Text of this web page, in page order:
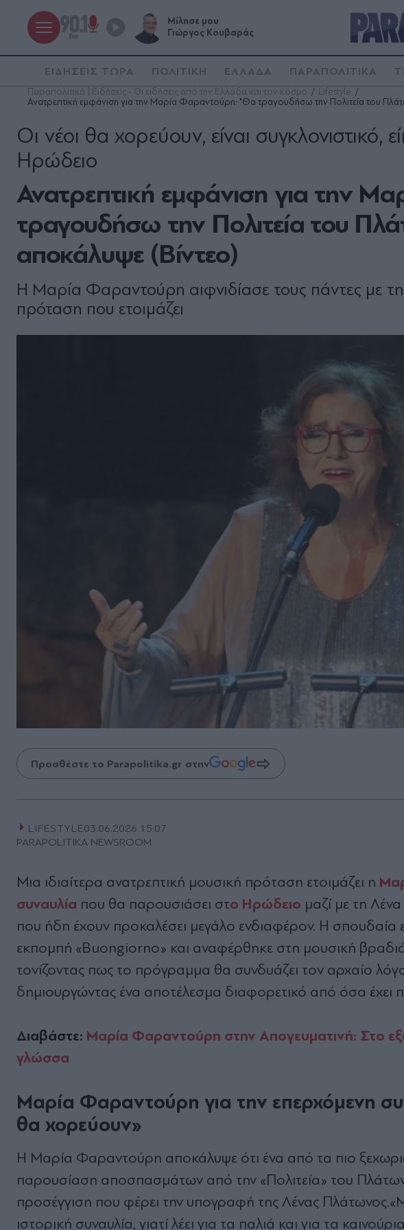
Μίλησε μου
Γιώργος Κουβαράς
ΕΙΔΗΣΕΙΣ ΤΩΡΑ ΠΟΛΙΤΙΚΗ ΕΛΛΑΔΑ ΠΑΡΑΠΟΛΙΤΙΚΑ
Παραπολιτικά | Ειδήσεις - Οι ειδήσεις από την Ελλάδα και τον κόσμο
Lifestyle
Ανατρεπτική εμφάνιση για την Μαρία Φαραντούρη: "Θα τραγουδήσω την Πολιτεία του
Ανατρεπτική εμφάνιση για την
τραγουδήσω την Πολιτεία του
αποκάλυψε (Βίντεο)
Οι νέοι θα χορεύουν, είναι συγκλονιστικό,
Ηρώδειο
Η Μαρία Φαραντούρη αιφνιδίασε τους πάντες με
πρόταση που ετοιμάζει
Προσθέστε το Parapolitika.gr στην
LIFESTYLE03.06.2026 15:07
PARAPOLITIKA NEWSROOM
Μια ιδιαίτερα ανατρεπτική μουσική πρόταση ετοιμάζει η
συναυλία που θα παρουσιάσει στο Ηρώδειο μαζί με τη
που ήδη έχουν προκαλέσει μεγάλο ενδιαφέρον. Η
εκπομπή «Buongiorno» και αναφέρθηκε στη μουσική
τονίζοντας πως το πρόγραμμα θα συνδυάζει τον αρχαίο
δημιουργώντας ένα αποτέλεσμα διαφορετικό από όσα έχει
Διαβάστε: Μαρία Φαραντούρη στην Απογευματινή: Στο
γλώσσα
Μαρία Φαραντούρη για την επερχόμενη
θα χορεύουν»
Η Μαρία Φαραντούρη αποκάλυψε ότι ένα από τα πιο
παρουσίαση αποσπασμάτων από την «Πολιτεία» του
προσέγγιση που φέρει την υπογραφή της Λένας Πλάτωνος.
ιστορική συναυλία, γιατί λέει για τα παλιά και για τα